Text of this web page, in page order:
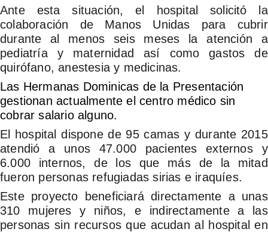
Ante esta situación, el hospital solicitó la
colaboración de Manos Unidas para cubrir
durante al menos seis meses la atención a
pediatría y maternidad así como gastos de
quirófano, anestesia y medicinas.
Las Hermanas Dominicas de la Presentación
gestionan actualmente el centro médico sin
cobrar salario alguno.
El hospital dispone de 95 camas y durante 2015
atendió a unos 47.000 pacientes externos y
6.000 internos, de los que más de la mitad
fueron personas refugiadas sirias e iraquíes.
Este proyecto beneficiará directamente a unas
310 mujeres y niños, e indirectamente a las
personas sin recursos que acudan al hospital en